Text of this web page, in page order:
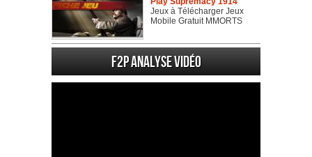
Jeux à Télécharger Jeux
Mobile Gratuit MMORTS
F2P Analyse vidéo